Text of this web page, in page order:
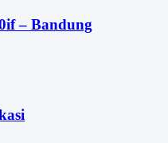
– Bandung